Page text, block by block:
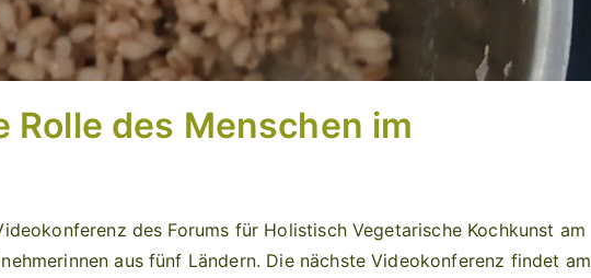
Rolle des Menschen im
des Forums für Holistisch Vegetarische Kochkunst am
aus fünf Ländern. Die nächste Videokonferenz findet am